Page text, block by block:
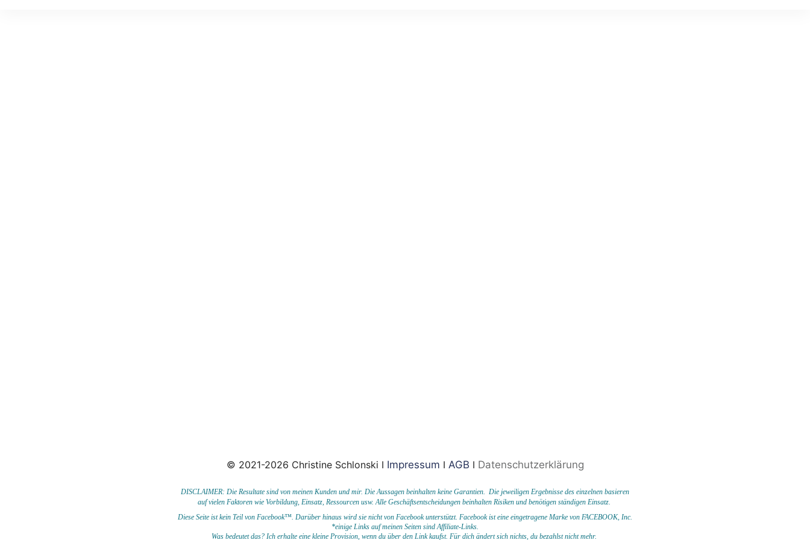
© 2021-2026 Christine Schlonski I Impressum I AGB I Datenschutzerklärung
DISCLAIMER: Die Resultate sind von meinen Kunden und mir. Die Aussagen beinhalten keine Garantien. Die jeweiligen Ergebnisse des einzelnen basieren
auf vielen Faktoren wie Vorbildung, Einsatz, Ressourcen usw.Alle Geschäftsentscheidungen beinhalten Risiken und benötigen ständigen Einsatz.
Diese Seite ist kein Teil von Facebook™. Darüber hinaus wird sie nicht von Facebook unterstützt. Facebook ist eine eingetragene Marke von FACEBOOK, Inc.
*einige Links auf meinen Seiten sind Affiliate-Links.
Was bedeutet das? Ich erhalte eine kleine Provision, wenn du über den Link kaufst. Für dich ändert sich nichts, du bezahlst nicht mehr.